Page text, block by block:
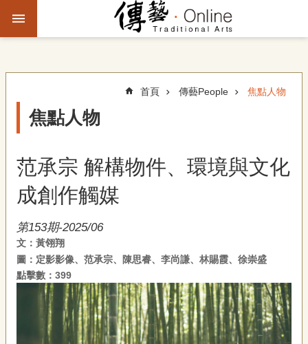
跳到主要內容區塊
尋
故
化
觀
察
首頁 傳藝People 焦點人物
焦點人物
范承宗 解構物件、環境與文化
成創作觸媒
第153期-2025/06
文：黃翎翔
圖：定影影像、范承宗、陳思睿、李尚謙、林賜霞、徐崇盛
點擊數：399